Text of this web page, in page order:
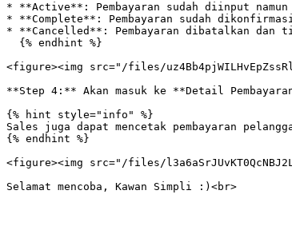
* **Active**: Pembayaran sudah diinput
* **Complete**: Pembayaran sudah
* **Cancelled**: Pembayaran dibatalkan
<figure><img src="/files/
**Step 4:** Akan masuk ke **Detail
{% hint style="info" %}
Sales juga dapat mencetak pembayaran
{% endhint %}
<figure><img src="/files/